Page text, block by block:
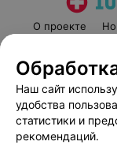
О проекте
Наш сайт
удобства
статистики и
рекомендаций.